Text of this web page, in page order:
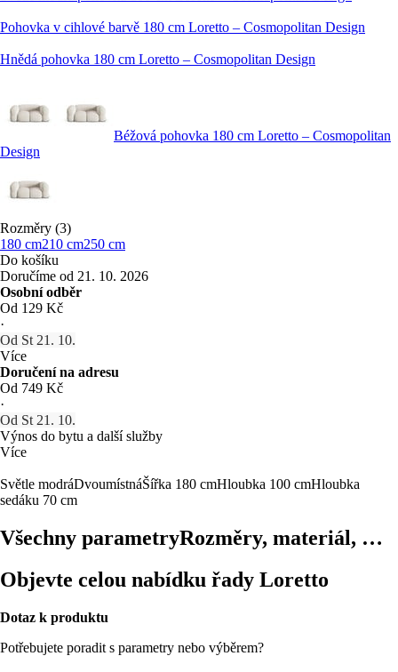
Pohovka v cihlové barvě 180 cm Loretto – Cosmopolitan Design
Hnědá pohovka 180 cm Loretto – Cosmopolitan Design
Béžová pohovka 180 cm Loretto – Cosmopolitan
Design
Rozměry (3)
180 cm210 cm250 cm
Do košíku
Doručíme od 21. 10. 2026
Osobní odběr
Od 129 Kč
·
Od St 21. 10.
Více
Doručení na adresu
Od 749 Kč
·
Od St 21. 10.
Výnos do bytu a další služby
Více
Světle modráDvoumístnáŠířka 180 cmHloubka 100 cmHloubka
sedáku 70 cm
Všechny parametryRozměry, materiál, …
Objevte celou nabídku řady Loretto
Dotaz k produktu
Potřebujete poradit s parametry nebo výběrem?